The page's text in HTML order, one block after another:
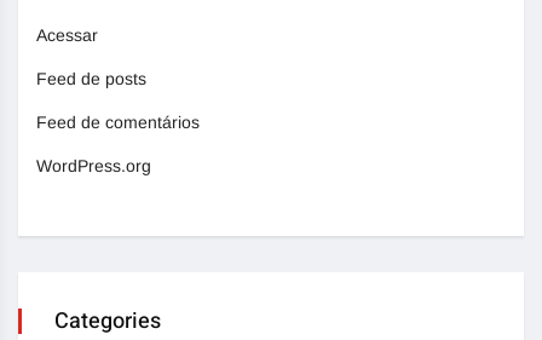
Acessar
Feed de posts
Feed de comentários
WordPress.org
Categories